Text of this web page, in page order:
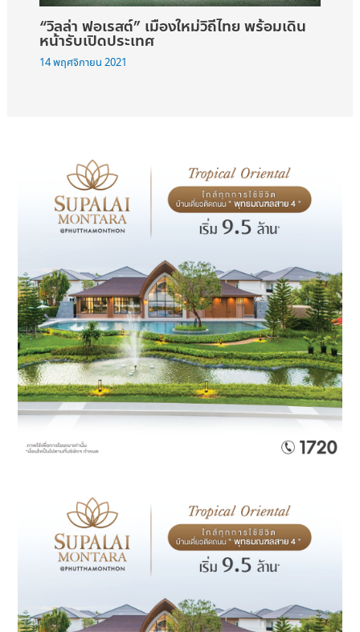
“วิลล่า ฟอเรสต์” เมืองใหม่วิถีไทย พร้อมเดิน
หน้ารับเปิดประเทศ
14 พฤศจิกายน 2021